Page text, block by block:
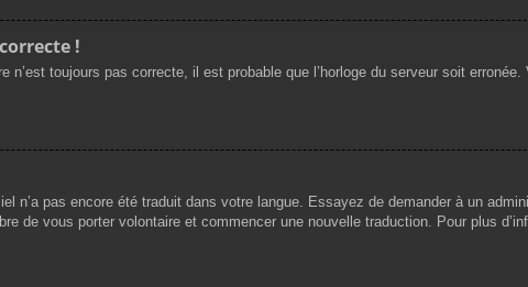
!
n’est toujours pas correcte, il est probable que l’horloge du serveur soit
n’a pas encore été traduit dans votre langue. Essayez de demander à un
de vous porter volontaire et commencer une nouvelle traduction. Pour plus